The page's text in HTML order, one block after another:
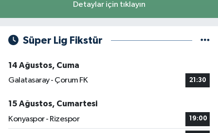
Detaylar için tıklayın
Süper Lig Fikstür
14 Ağustos, Cuma
Galatasaray - Çorum FK
21:30
15 Ağustos, Cumartesi
Konyaspor - Rizespor
19:00